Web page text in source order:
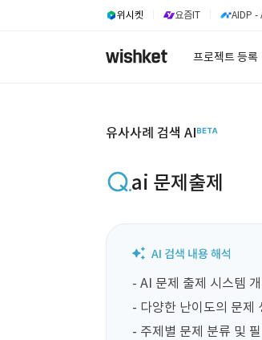
위시켓 요즘IT AIDP -
프로젝트 등록
유사사례 검색 AI
ai 문제출제
- AI 문제 출제 시스템
- 다양한 난이도의 문제
- 주제별 문제 분류 및